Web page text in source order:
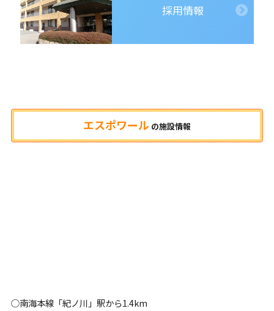
採用情報
エスポワール の施設情報
○南海本線「紀ノ川」駅から1.4km